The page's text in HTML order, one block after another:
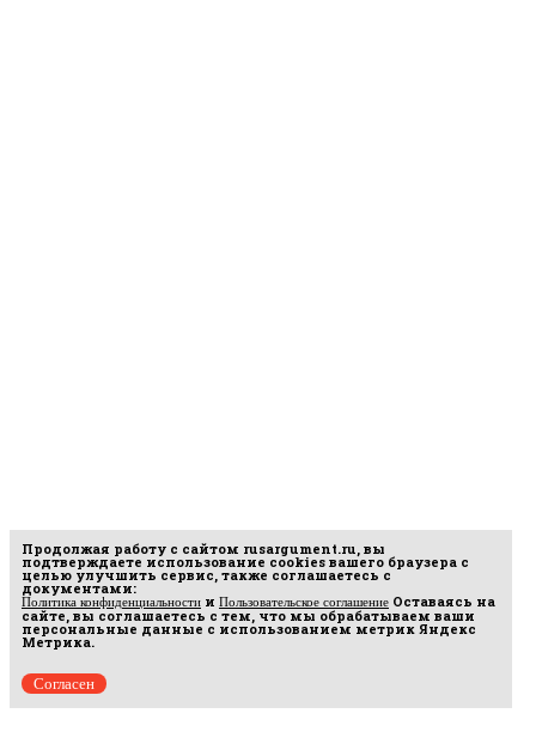
Продолжая работу с сайтом rusargument.ru, вы
подтверждаете использование cookies вашего браузера с
целью улучшить сервис, также соглашаетесь с
документами:
Политика конфиденциальности и Пользовательское соглашение Оставаясь на
сайте, вы соглашаетесь с тем, что мы обрабатываем ваши
персональные данные с использованием метрик Яндекс
Метрика.
Согласен